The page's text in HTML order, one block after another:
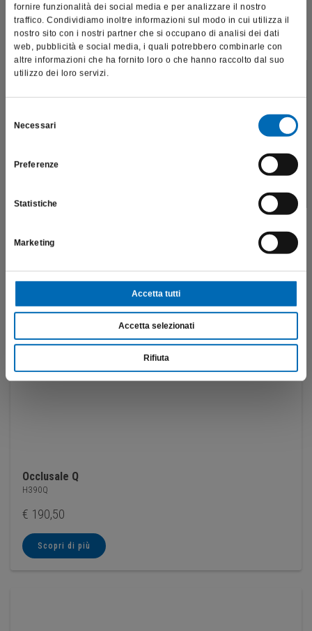
fornire funzionalità dei social media e per analizzare il nostro
traffico. Condividiamo inoltre informazioni sul modo in cui utilizza il
nostro sito con i nostri partner che si occupano di analisi dei dati
web, pubblicità e social media, i quali potrebbero combinarle con
altre informazioni che ha fornito loro o che hanno raccolto dal suo
utilizzo dei loro servizi.
delNecessari
Preferenze
Statistiche
Marketing
Accetta tutti
Accetta selezionati
Rifiuta
Lancia serie Q
€211,20
Occlusale Q
H390Q
€ 190,50
Scopri di più
professionali e riporta dati, prodotti e beni sensibili per la
salute e la sicurezza del paziente; pertanto, per visitare il sito,